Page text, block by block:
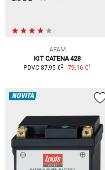
AFAM
KIT CATENA 428
PDVC 87,95 €2 79,16 €1
NOVITÀ